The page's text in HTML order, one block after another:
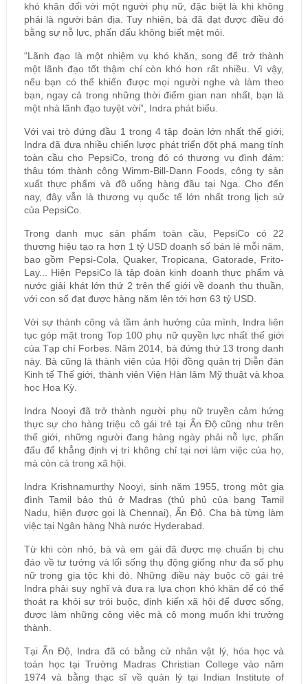
khó khăn đối với một người phụ nữ, đặc biệt là khi không
phải là người bản địa. Tuy nhiên, bà đã đạt được điều đó
bằng sự nỗ lực, phấn đấu không biết mệt mỏi.
“Lãnh đạo là một nhiệm vụ khó khăn, song để trở thành
một lãnh đạo tốt thậm chí còn khó hơn rất nhiều. Vì vậy,
nếu bạn có thể khiến được mọi người nghe và làm theo
bạn, ngay cả trong những thời điểm gian nan nhất, bạn là
một nhà lãnh đạo tuyệt vời”, Indra phát biểu.
Với vai trò đứng đầu 1 trong 4 tập đoàn lớn nhất thế giới,
Indra đã đưa nhiều chiến lược phát triển đột phá mang tính
toàn cầu cho PepsiCo, trong đó có thương vụ đình đám:
thâu tóm thành công Wimm-Bill-Dann Foods, công ty sản
xuất thực phẩm và đồ uống hàng đầu tại Nga. Cho đến
nay, đây vẫn là thương vụ quốc tế lớn nhất trong lịch sử
của PepsiCo.
Trong danh mục sản phẩm toàn cầu, PepsiCo có 22
thương hiệu tạo ra hơn 1 tỷ USD doanh số bán lẻ mỗi năm,
bao gồm Pepsi-Cola, Quaker, Tropicana, Gatorade, Frito-
Lay... Hiện PepsiCo là tập đoàn kinh doanh thực phẩm và
nước giải khát lớn thứ 2 trên thế giới về doanh thu thuần,
với con số đạt được hàng năm lên tới hơn 63 tỷ USD.
Với sự thành công và tầm ảnh hưởng của mình, Indra liên
tục góp mặt trong Top 100 phụ nữ quyền lực nhất thế giới
của Tạp chí Forbes. Năm 2014, bà đứng thứ 13 trong danh
này. Bà cũng là thành viên của Hội đồng quản trị Diễn đàn
Kinh tế Thế giới, thành viên Viện Hàn lâm Mỹ thuật và khoa
học Hoa Kỳ.
Indra Nooyi đã trở thành người phụ nữ truyền cảm hứng
thực sự cho hàng triệu cô gái trẻ tại Ấn Độ cũng như trên
thế giới, những người đang hàng ngày phải nỗ lực, phấn
đấu để khẳng định vị trí không chỉ tại nơi làm việc của họ,
mà còn cả trong xã hội.
Indra Krishnamurthy Nooyi, sinh năm 1955, trong một gia
đình Tamil bảo thủ ở Madras (thủ phủ của bang Tamil
Nadu, hiện được gọi là Chennai), Ấn Độ. Cha bà từng làm
việc tại Ngân hàng Nhà nước Hyderabad.
Từ khi còn nhỏ, bà và em gái đã được mẹ chuẩn bị chu
đáo về tư tưởng và lối sống thụ động giống như đa số phụ
nữ trong gia tộc khi đó. Những điều này buộc cô gái trẻ
Indra phải suy nghĩ và đưa ra lựa chọn khó khăn để có thể
thoát ra khỏi sự trói buộc, định kiến xã hội để được sống,
được làm những công việc mà cô mong muốn khi trưởng
thành.
Tại Ấn Độ, Indra đã có bằng cử nhân vật lý, hóa học và
toán học tại Trường Madras Christian College vào năm
1974 và bằng thạc sĩ về quản lý tại Indian Institute of